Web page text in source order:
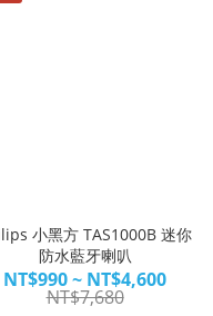
小黑方 TAS1000B 迷你
防水藍牙喇叭
NT$990 ~ NT$4,600
NT$7,680